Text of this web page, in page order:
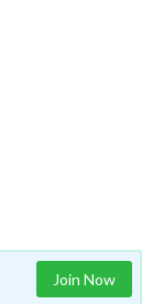
Join Now